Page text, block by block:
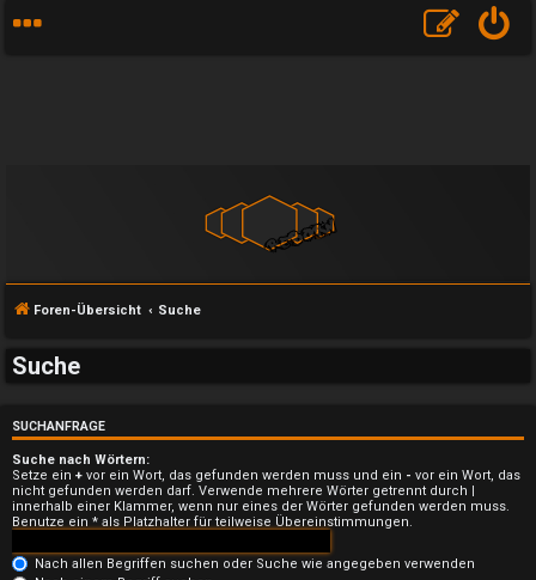
U
n
Foren-Übersicht Suche
Suche
SUCHANFRAGE
Suche nach Wörtern:
Setze ein + vor ein Wort, das gefunden werden muss und ein - vor ein Wort, das
nicht gefunden werden darf. Verwende mehrere Wörter getrennt durch |
innerhalb einer Klammer, wenn nur eines der Wörter gefunden werden muss.
Benutze ein * als Platzhalter für teilweise Übereinstimmungen.
Nach allen Begriffen suchen oder Suche wie angegeben verwenden